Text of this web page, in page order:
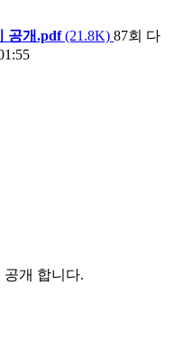
공개.pdf(21.8K) 87회 다
공개 합니다.